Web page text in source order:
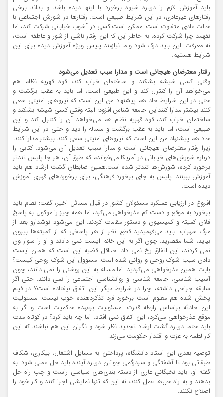
باید آموزش لازم را درباره شیوه برخورد با اینها دیده باشد و بداند برخی
رفتارهای غیرعادی، در این شرایط طبیعی است. رفتارها در شورش اجتماعی با
حالت عادی متفاوت است. ممکن است کسی در آشوب خیابانی شرکت کند، اما
نفهمد چرا شرکت کرده، به خاطر این که این رفتار ناشی از شور و عاطفه است،
نه معرفت. این باید درک شود و ما نیازمند پلیس ویژه آموزش دیده برای این
شرایط هستیم.
رفتار معترضان هیجانی است و مدارا سبب تعدیل می‌شود
وقتی کسی شیشه بشکند و ساختمان خراب کند، قوه قهریه نظام هم
می‌خواهد آن را کنترل کند و این طبیعی است، اما باید به عقب برگشت و
حتی در این شرایط حاد هم پیشنهاد من این است که نیروهای امنیتی سعی
کنند بیشتر مدارا کننداین جامعه شناس افزود: البته وقتی کسی شیشه بشکند و
ساختمان خراب کند، قوه قهریه نظام هم می‌خواهد آن را کنترل کند و این
طبیعی است، اما باید به عقب برگشت و مساله را دید و حتی در این شرایط
حاد هم پیشنهاد من این است که نیروهای امنیتی سعی کنند بیشتر مدارا کنند.
زیرا رفتار معترضان هیجانی است و مدارا سبب تعدیل آن می‌شود. کتابی را
درباره شورش‌های خیابانی در آمریکا می‌خواندم که طبق آن، هر جا پلیس تندتر
برخورد کرده، شورش‌ها تندتر شده است.همین ضابطان گشت ارشاد هم باید
آموزش ببینند. پلیس به جای برخورد فرهنگی، برای برخوردهای قهری آموزش
دیده است.
افروغ در ارزیابی عملکرد مسئولان کشور در قبال مسائل اخیر، گفت: نظام باید
برخورد به موقع و دست کم عذرخواهی می‌کرد، اما همه چیز را موکول به پاسخ
فلان کمیته و کمیسیون و دستور مقامات کردند. این می‌شود نوشدارو بعد از
مرگ سهراب. باید می‌فهمیدید قطع نظر از هر پاسخی که از کمیته‌ها بیرون
بیاید، شما مقصرید. چون اگر به این خانم ایست نمی دادند و او را سوار ون
نمی کردند، این اتفاق رخ نمی داد. حداقل قضیه این است که همان ایست
دادن سبب شوک روحی و روانی شده است. مسوول این شوک روحی کیست؟
بابت همین عذرخواهی می‌کردید. اما مساله به این روشنی را نمی دانند، چون
آسیب شناسی، جامعه شناسی و روانشناسی اجتماعی را نمی دانند. حتی اگر
سابقه جراحی داشته، چرا در شرایط دیگر این اتفاق نیفتاده است؟ در فیلم
پخش شده هم معلوم است برخورد فرد تذکردهنده خوب نیست. مسئولیت
این حادثه براساس رابطه قدرت- مسئولیت برعهده حاکمیت است و اگر به
موقع عذرخواهی می‌کرد، این اتفاق نمی افتاد. اما چه باید کرد؟ در کوتاه مدت
باید حتما درباره گشت ارشاد تجدید نظر شود و نگران این هم نباشند که این
کار لطمه به عزت و اقتدار حکومت می‌زند.
توصیه بعدی این استاد دانشگاه، پرداختن به مسایل اشتغال، بیکاری، شکاف
طبقاتی بود تا آشفتگی و سردرگمی جوانان درباره آینده باید حل عملی شود. به
گفته او، باید نخبگانی عاری از دسته بندی‌های سیاسی راست و چپ راه حل
بدهند و به راه حل‌ها عمل کنند، نه این که تنها نمایشی اجرا کنند و کار خود را
اصلاح نکنند.